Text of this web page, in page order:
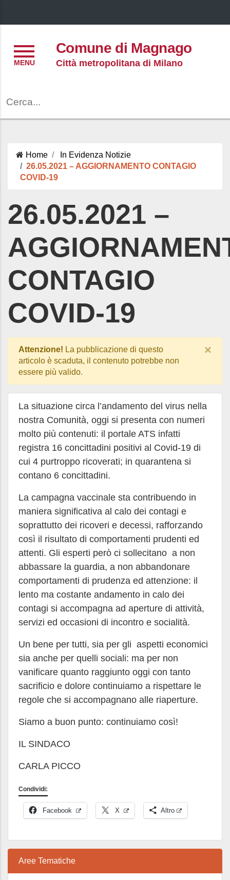
Comune di Magnago
Città metropolitana di Milano
Home In Evidenza Notizie
26.05.2021 – AGGIORNAMENTO CONTAGIO
COVID-19
26.05.2021 –
CONTAGIO
COVID-19
Attenzione! La pubblicazione di questo
articolo è scaduta, il contenuto potrebbe non
essere più valido.
×
La situazione circa l’andamento del virus nella
nostra Comunità, oggi si presenta con numeri
molto più contenuti: il portale ATS infatti
registra 16 concittadini positivi al Covid-19 di
cui 4 purtroppo ricoverati; in quarantena si
contano 6 concittadini.
La campagna vaccinale sta contribuendo in
maniera significativa al calo dei contagi e
soprattutto dei ricoveri e decessi, rafforzando
così il risultato di comportamenti prudenti ed
attenti. Gli esperti però ci sollecitano a non
abbassare la guardia, a non abbandonare
comportamenti di prudenza ed attenzione: il
lento ma costante andamento in calo dei
contagi si accompagna ad aperture di attività,
servizi ed occasioni di incontro e socialità.
Un bene per tutti, sia per gli aspetti economici
sia anche per quelli sociali: ma per non
vanificare quanto raggiunto oggi con tanto
sacrificio e dolore continuiamo a rispettare le
regole che si accompagnano alle riaperture.
Siamo a buon punto: continuiamo così!
IL SINDACO
CARLA PICCO
Condividi:
Facebook X Altro
Aree Tematiche